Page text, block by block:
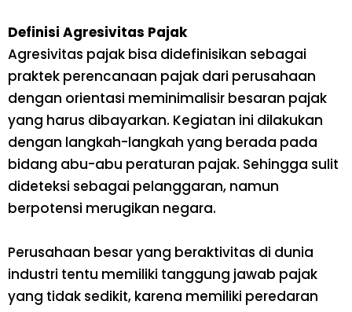
Definisi Agresivitas Pajak
Agresivitas pajak bisa didefinisikan sebagai
praktek perencanaan pajak dari perusahaan
dengan orientasi meminimalisir besaran pajak
yang harus dibayarkan. Kegiatan ini dilakukan
dengan langkah-langkah yang berada pada
bidang abu-abu peraturan pajak. Sehingga sulit
dideteksi sebagai pelanggaran, namun
berpotensi merugikan negara.
Perusahaan besar yang beraktivitas di dunia
industri tentu memiliki tanggung jawab pajak
yang tidak sedikit, karena memiliki peredaran